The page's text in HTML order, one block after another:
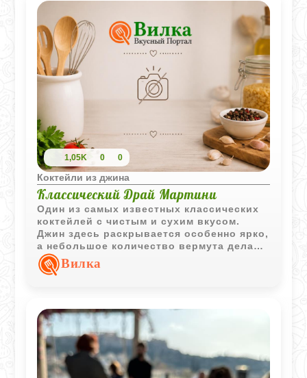
1,05K 0 0
Коктейли из джина
Классический Драй Мартини
Один из самых известных классических
коктейлей с чистым и сухим вкусом.
Джин здесь раскрывается особенно ярко,
а небольшое количество вермута делает
аромат более тонким и элегантным.
Вилка